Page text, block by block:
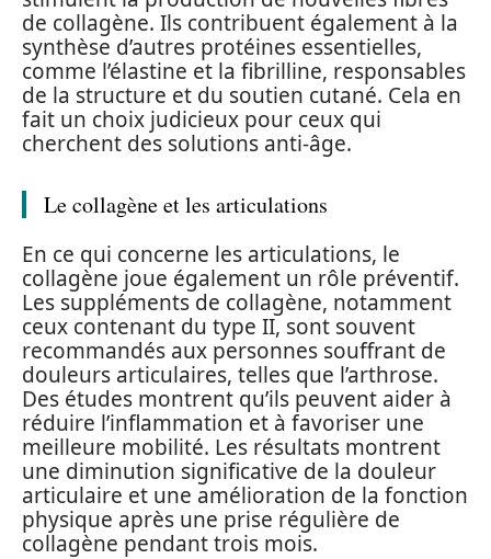
de collagène. Ils contribuent également à la
synthèse d’autres protéines essentielles,
comme l’élastine et la fibrilline, responsables
de la structure et du soutien cutané. Cela en
fait un choix judicieux pour ceux qui
cherchent des solutions anti-âge.
Le collagène et les articulations
En ce qui concerne les articulations, le
collagène joue également un rôle préventif.
Les suppléments de collagène, notamment
ceux contenant du type II, sont souvent
recommandés aux personnes souffrant de
douleurs articulaires, telles que l’arthrose.
Des études montrent qu’ils peuvent aider à
réduire l’inflammation et à favoriser une
meilleure mobilité. Les résultats montrent
une diminution significative de la douleur
articulaire et une amélioration de la fonction
physique après une prise régulière de
collagène pendant trois mois.